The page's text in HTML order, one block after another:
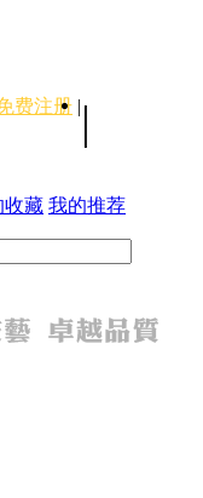
费注册 | |
收藏 我的推荐